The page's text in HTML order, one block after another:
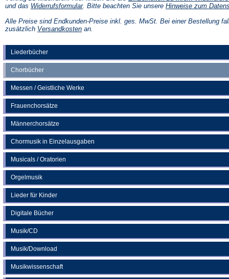
Liederbücher
Chorbücher
Messen / Geistliche Werke
Frauenchorsätze
Männerchorsätze
Chormusik in Einzelausgaben
Musicals / Oratorien
Orgelmusik
Lieder für Kinder
Digitale Bücher
Musik/CD
Musik/Download
Musikwissenschaft
und das Widerrufsformular(Öffnet
einem
neuen
. Bitte beachten Sie unsere Hinweise zum
Alle Preise sind Endkunden-Preise inkl. ges. MwSt. Bei einer Bestellung
zusätzlich Versandkosten(Öffnet
an.